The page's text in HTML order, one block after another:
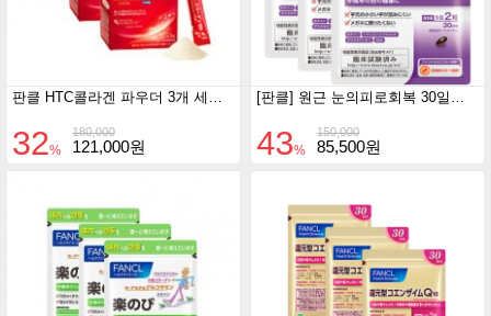
180,000
32% 121,000원
150,000
43% 85,500원